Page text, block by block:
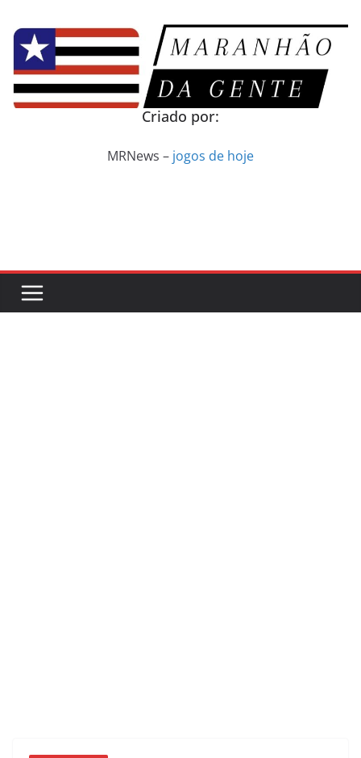
para
conteúdo
Criado por:
MRNews – jogos de hoje